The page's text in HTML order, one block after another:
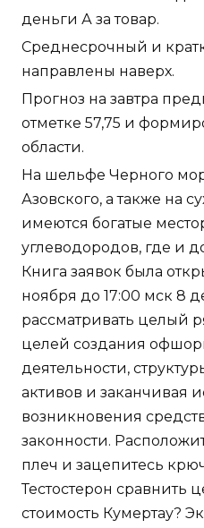
деньги А за товар.
Среднесрочный и
направлены наверх.
Прогноз на завтра
отметке 57,75 и
области.
На шельфе Черного
Азовского, а также на
имеются богатые
углеводородов, где и
Книга заявок была
ноября до 17:00 мск 8
рассматривать целый
целей создания
деятельности,
активов и заканчивая
возникновения
законности.
плеч и зацепитесь
Тестостерон сравнить
стоимость Кумертау?